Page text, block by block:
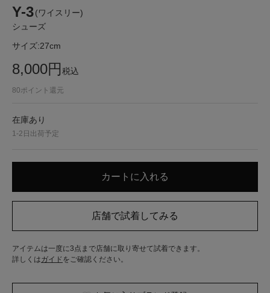
Y-3(ワイスリー)
シューズ
サイズ:27cm
8,000円税込
80ポイント還元
在庫あり
1-2日出荷予定
アイテムは一度に3点まで店舗に取り寄せて試着できます。
詳しくはガイド をご確認ください。